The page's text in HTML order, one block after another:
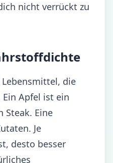
nicht verrückt zu
die
Apfel ist ein
Steak. Eine
Je
desto besser